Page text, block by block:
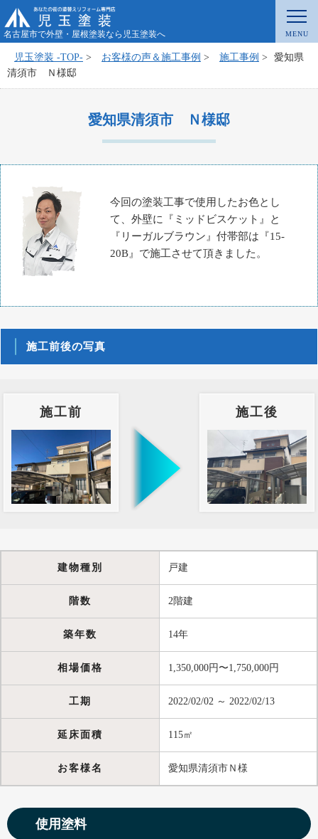
名古屋市で外壁・屋根塗装なら児玉塗装へ
児玉塗装 -TOP- > お客様の声＆施工事例 > 施工事例 >
愛知県
清須市 Ｎ様邸
愛知県清須市 Ｎ様邸
今回の塗装工事で使用したお色とし
て、外壁に『ミッドビスケット』と
『リーガルブラウン』付帯部は『15-
20B』で施工させて頂きました。
施工前後の写真
施工前 施工後
建物種別 戸建
階数 2階建
築年数 14年
相場価格 1,350,000円〜1,750,000円
工期 2022/02/02 ～ 2022/02/13
延床面積 115㎡
お客様名 愛知県清須市Ｎ様
使用塗料